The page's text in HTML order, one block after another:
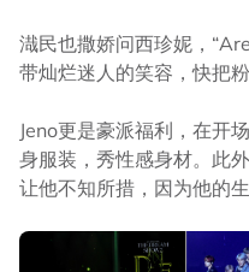
渽民也撒娇问西珍妮，
带灿烂迷人的笑容，快把
Jeno更是豪派福利，在开
身服装，秀性感身材。此
让他不知所措，因为他的